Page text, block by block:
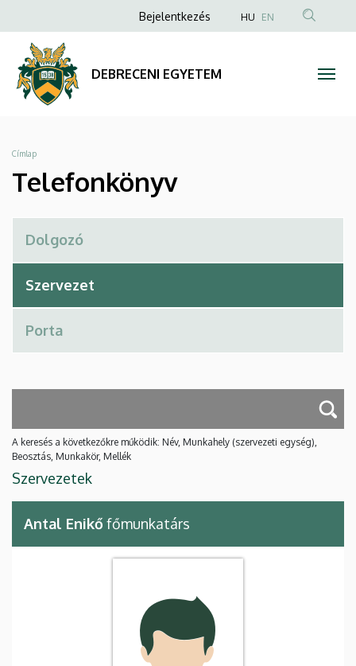
Telefonkönyv
DEBRECENI
EGYETEM
a
tartalomra
Anonim
menüje
Bejelentkezés HU EN
DEBRECENI EGYETEM
Morzsa
Címlap
Telefonkönyv
A keresés a következőkre működik: Név, Munkahely (szervezeti egység),
Beosztás, Munkakör, Mellék
Szervezetek
Antal Enikő főmunkatárs